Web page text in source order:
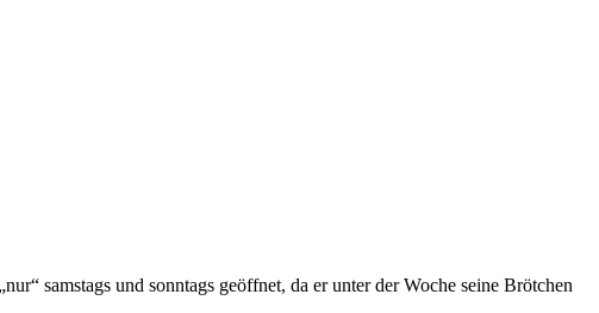
samstags und sonntags geöffnet, da er unter der Woche seine Brötchen